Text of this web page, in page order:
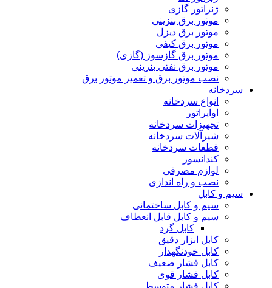
ژنراتور گازی
موتور برق بنزینی
موتور برق دیزل
موتور برق کیفی
موتور برق گازسوز (گازی)
موتور برق نفتی بنزینی
نصب موتور برق و تعمیر موتور برق
سردخانه
انواع سردخانه
اواپراتور
تجهیزات سردخانه
شیرآلات سردخانه
قطعات سردخانه
کندانسور
لوازم مصرفی
نصب و راه اندازی
سیم و کابل
سیم و کابل ساختمانی
سیم و کابل قابل انعطاف
کابل گرد
کابل ابزار دقیق
کابل خودنگهدار
کابل فشار ضعیف
کابل فشار قوی